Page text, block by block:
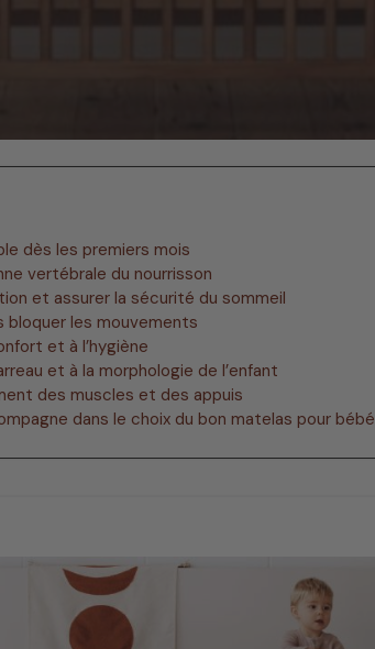
dès les premiers mois
vertébrale du nourrisson
et assurer la sécurité du sommeil
bloquer les mouvements
et à l’hygiène
et à la morphologie de l’enfant
des muscles et des appuis
dans le choix du bon matelas pour bébé